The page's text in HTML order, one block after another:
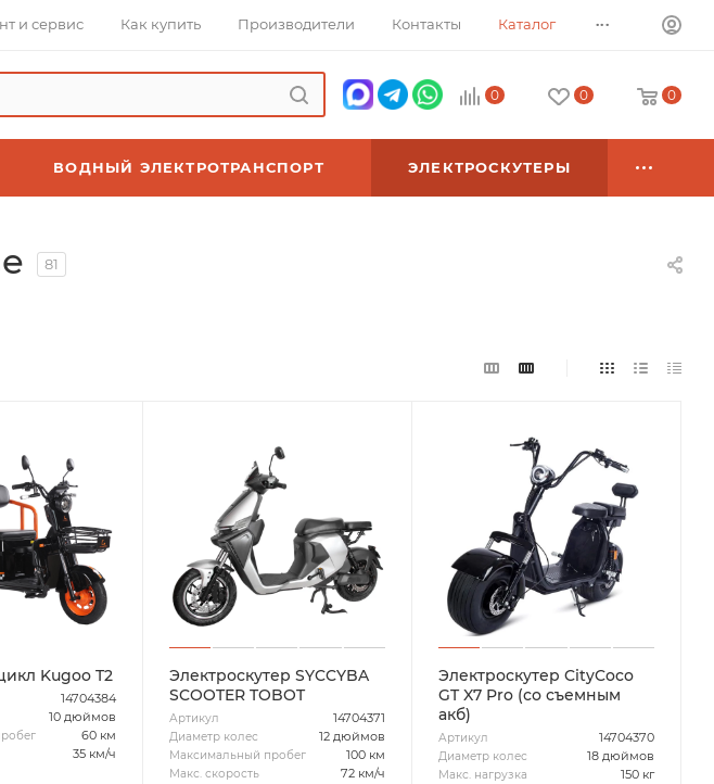
и сервис Как купить Производители Контакты Каталог ...
0 0 0
ВОДНЫЙ ЭЛЕКТРОТРАНСПОРТ ЭЛЕКТРОСКУТЕРЫ
81
Kugoo T2
14704384
10 дюймов
60 км
35 км/ч
Электроскутер SYCCYBA
SCOOTER TOBOT
Артикул 14704371
Диаметр колес 12 дюймов
Максимальный пробег 100 км
Макс. скорость 72 км/ч
Электроскутер CityCoco
GT X7 Pro (со съемным
акб)
Артикул 14704370
Диаметр колес 18 дюймов
Макс. нагрузка 150 кг